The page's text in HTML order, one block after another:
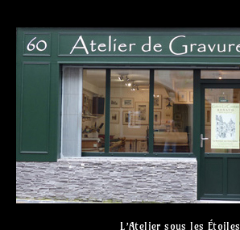
L’Atelier sous les Étoiles